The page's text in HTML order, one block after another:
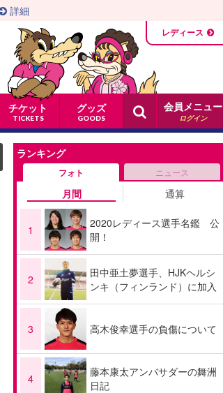
チケット
TICKETS
グッズ
GOODS
詳細
レディース
会員メニュー
ログイン
ランキング
フォト ニュース
月間 通算
1
2020レディース選手名鑑 公
開！
2
田中亜土夢選手、HJKヘルシ
ンキ（フィンランド）に加入
3 高木俊幸選手の負傷について
4
藤本康太アンバサダーの舞洲
日記